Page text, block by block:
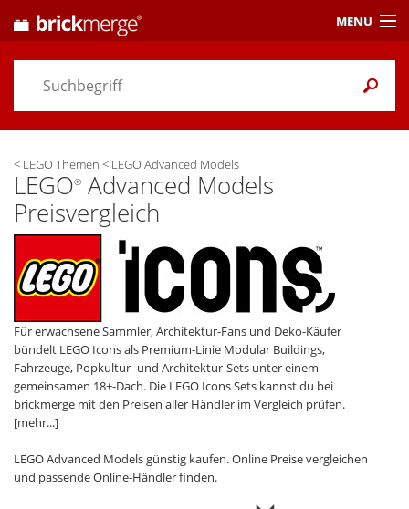
< LEGO Themen < LEGO Advanced Models
LEGO® Advanced Models
Preisvergleich
Für erwachsene Sammler, Architektur-Fans und Deko-Käufer
bündelt LEGO Icons als Premium-Linie Modular Buildings,
Fahrzeuge, Popkultur- und Architektur-Sets unter einem
gemeinsamen 18+-Dach. Die LEGO Icons Sets kannst du bei
brickmerge mit den Preisen aller Händler im Vergleich prüfen.
[mehr...]
LEGO Advanced Models günstig kaufen. Online Preise vergleichen
und passende Online-Händler finden.
MENU
Preisvergleich
Themen/ Händler
Alarme& Wunschlisten